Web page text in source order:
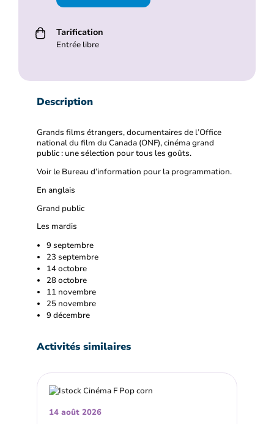
Tarification
Entrée libre
Description
Grands films étrangers, documentaires de l’Office
national du film du Canada (ONF), cinéma grand
public : une sélection pour tous les goûts.
Voir le Bureau d’information pour la programmation.
En anglais
Grand public
Les mardis
9 septembre
23 septembre
14 octobre
28 octobre
11 novembre
25 novembre
9 décembre
Activités similaires
14 août 2026